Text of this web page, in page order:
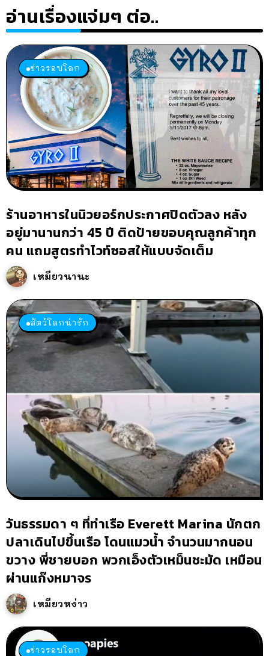
อ่านเรื่องแจ่มๆ ต่อ..
ข่าวรอบโลก
ร้านอาหารในนิวยอร์กประกาศปิดตัวลง หลัง
อยู่มานานกว่า 45 ปี ติดป้ายขอบคุณลูกค้าทุก
คน แถมสูตรทำไวท์ซอสให้แบบจัดเต็ม
เหมียวนานะ
สัตว์โลกน่ารัก
วันธรรมดา ๆ ที่ท่าเรือ Everett Marina นักตก
ปลาเดินไปขึ้นเรือ โดนแมวน้ำ จำนวนมากนอน
ขวาง พี่ชายบอก พวกเอ็งตัวเหม็นชะมัด เหมือน
ผ่านแก๊งหมาจร
เหมียวหง่าว
ข่าวรอบโลก